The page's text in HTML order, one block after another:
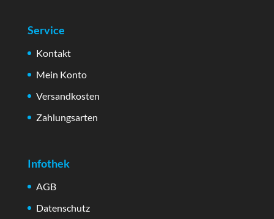
Service
Kontakt
Mein Konto
Versandkosten
Zahlungsarten
Infothek
AGB
Datenschutz